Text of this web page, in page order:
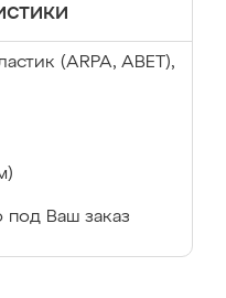
(ARPA, ABET),
под Ваш заказ